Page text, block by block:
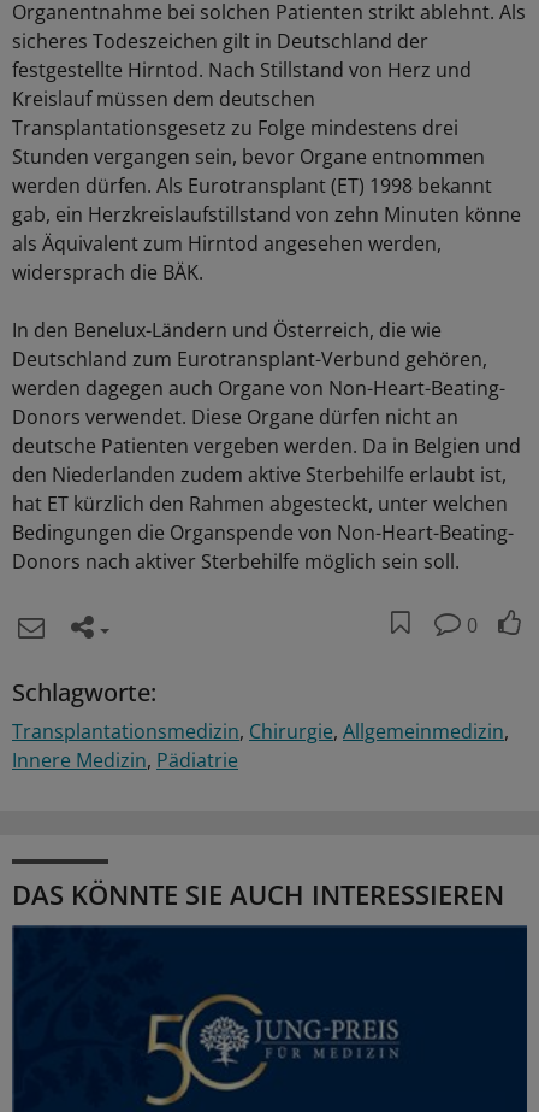
Organentnahme bei solchen Patienten strikt ablehnt. Als
sicheres Todeszeichen gilt in Deutschland der
festgestellte Hirntod. Nach Stillstand von Herz und
Kreislauf müssen dem deutschen
Transplantationsgesetz zu Folge mindestens drei
Stunden vergangen sein, bevor Organe entnommen
werden dürfen. Als Eurotransplant (ET) 1998 bekannt
gab, ein Herzkreislaufstillstand von zehn Minuten könne
als Äquivalent zum Hirntod angesehen werden,
widersprach die BÄK.
In den Benelux-Ländern und Österreich, die wie
Deutschland zum Eurotransplant-Verbund gehören,
werden dagegen auch Organe von Non-Heart-Beating-
Donors verwendet. Diese Organe dürfen nicht an
deutsche Patienten vergeben werden. Da in Belgien und
den Niederlanden zudem aktive Sterbehilfe erlaubt ist,
hat ET kürzlich den Rahmen abgesteckt, unter welchen
Bedingungen die Organspende von Non-Heart-Beating-
Donors nach aktiver Sterbehilfe möglich sein soll.
0
Schlagworte:
Transplantationsmedizin Chirurgie Allgemeinmedizin
Innere Medizin Pädiatrie
DAS KÖNNTE SIE AUCH INTERESSIEREN